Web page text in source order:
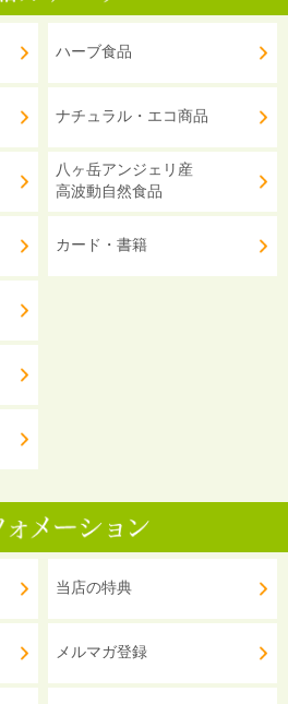
ハーブ食品
ナチュラル・エコ商品
八ヶ岳アンジェリ産
高波動自然食品
カード・書籍
当店の特典
メルマガ登録